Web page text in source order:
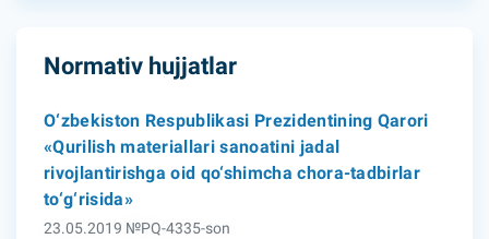
Normativ hujjatlar
O‘zbekiston Respublikasi Prezidentining Qarori
«Qurilish materiallari sanoatini jadal
rivojlantirishga oid qo‘shimcha chora-tadbirlar
to‘g‘risida»
23.05.2019 №PQ-4335-son